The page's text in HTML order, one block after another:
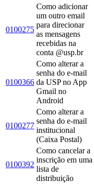
0100275
Como adicionar
um outro email
para direcionar
as mensagens
recebidas na
conta @usp.br
0100366
Como alterar a
senha do e-mail
da USP no App
Gmail no
Android
0100277
Como alterar a
senha do e-mail
institucional
(Caixa Postal)
0100392
Como cancelar a
inscrição em uma
lista de
distribuição